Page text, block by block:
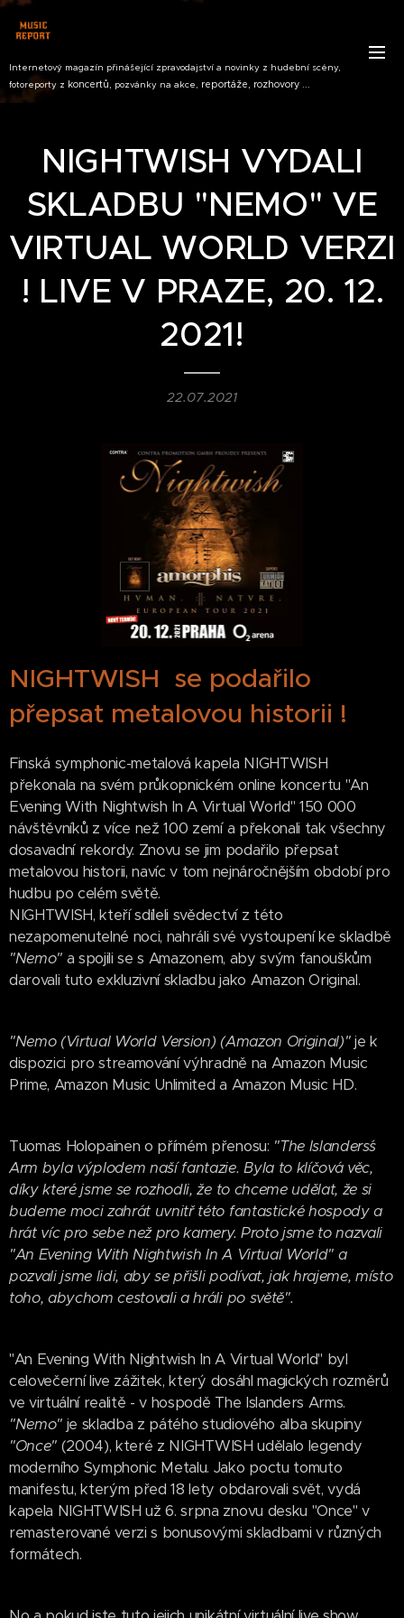
Internetový magazín přinášející zpravodajství a novinky z hudební scény,
fotoreporty z koncertů, pozvánky na akce, reportáže, rozhovory ...
NIGHTWISH VYDALI
SKLADBU "NEMO" VE
VIRTUAL WORLD VERZI
! LIVE V PRAZE, 20. 12.
2021!
22.07.2021
NIGHTWISH se podařilo
přepsat metalovou historii !
Finská symphonic-metalová kapela NIGHTWISH
překonala na svém průkopnickém online koncertu "An
Evening With Nightwish In A Virtual World" 150 000
návštěvníků z více než 100 zemí a překonali tak všechny
dosavadní rekordy. Znovu se jim podařilo přepsat
metalovou historii, navíc v tom nejnáročnějším období pro
hudbu po celém světě.
NIGHTWISH, kteří sdíleli svědectví z této
nezapomenutelné noci, nahráli své vystoupení ke skladbě
"Nemo" a spojili se s Amazonem, aby svým fanouškům
darovali tuto exkluzivní skladbu jako Amazon Original.
"Nemo (Virtual World Version) (Amazon Original)"je k
dispozici pro streamování výhradně na Amazon Music
Prime, Amazon Music Unlimited a Amazon Music HD.
Tuomas Holopainen o přímém přenosu: "The Islanders´s
Arm byla výplodem naší fantazie. Byla to klíčová věc,
díky které jsme se rozhodli, že to chceme udělat, že si
budeme moci zahrát uvnitř této fantastické hospody a
hrát víc pro sebe než pro kamery. Proto jsme to nazvali
"An Evening With Nightwish In A Virtual World" a
pozvali jsme lidi, aby se přišli podívat, jak hrajeme, místo
toho, abychom cestovali a hráli po světě".
"An Evening With Nightwish In A Virtual World" byl
celovečerní live zážitek, který dosáhl magických rozměrů
ve virtuální realitě - v hospodě The Islanders Arms.
"Nemo" je skladba z pátého studiového alba skupiny
"Once" (2004), které z NIGHTWISH udělalo legendy
moderního Symphonic Metalu. Jako poctu tomuto
manifestu, kterým před 18 lety obdarovali svět, vydá
kapela NIGHTWISH už 6. srpna znovu desku "Once" v
remasterované verzi s bonusovými skladbami v různých
formátech.